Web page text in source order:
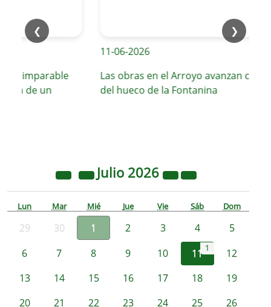
❮ ❯
imparable
de un
11-06-2026
Las obras en el Arroyo avanzan con el
del hueco de la Fontanina
Julio 2026
Lun Mar Mié Jue Vie Sáb Dom
29 30 1 2 3 4
5
6
7 8 9 10 11 1
12
13
14 15 16 17 18
19
20
21 22 23 24 25
26